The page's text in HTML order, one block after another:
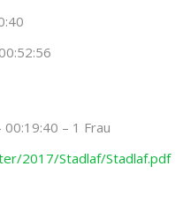
00:19:40 – 1 Frau
2017/Stadlaf/Stadlaf.pdf